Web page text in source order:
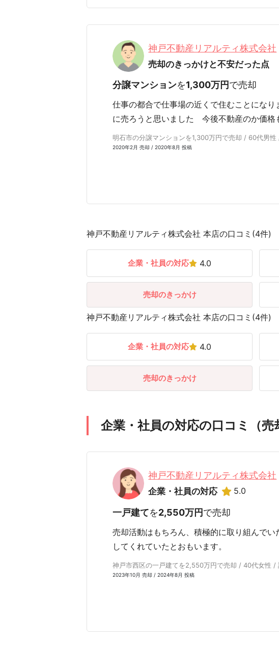
神戸不動産リアルティ株式会社
売却のきっかけと不安だった点
分譲マンションを1,300万円で売却
仕事の都合で仕事場の近くで住むことにな
に売ろうと思いました 今後不動産のか価格
明石市の分譲マンションを1,300万円で売却 / 60代男
2020年2月 売却 / 2020年8月 投稿
神戸不動産リアルティ株式会社 本店の口コミ(4件)
企業・社員の対応 4.0
売却のきっかけ
神戸不動産リアルティ株式会社 本店の口コミ(4件)
企業・社員の対応 4.0
売却のきっかけ
企業・社員の対応の口コミ（売
神戸不動産リアルティ株式会社
企業・社員の対応 5.0
一戸建てを2,550万円で売却
売却活動はもちろん、積極的に取り組んで
してくれていたとおもいます。
神戸市西区の一戸建てを2,550万円で売却 / 40代女性 /
2023年10月 売却 / 2024年8月 投稿